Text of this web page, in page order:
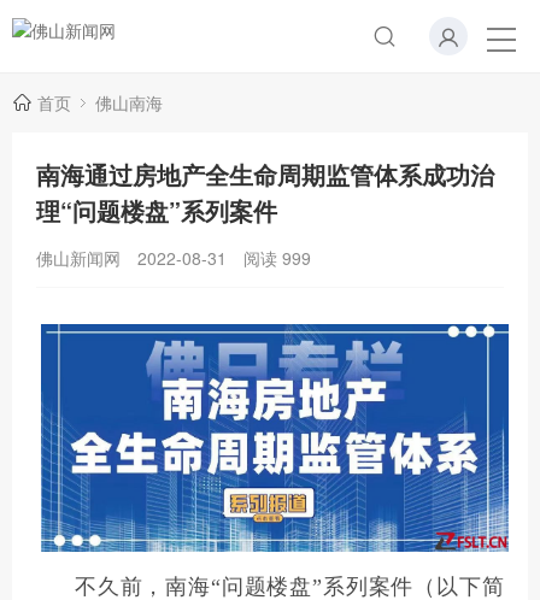
首页 佛山南海
南海通过房地产全生命周期监管体系成功治
理“问题楼盘”系列案件
佛山新闻网 2022-08-31 阅读 999
不久前，南海“问题楼盘”系列案件（以下简